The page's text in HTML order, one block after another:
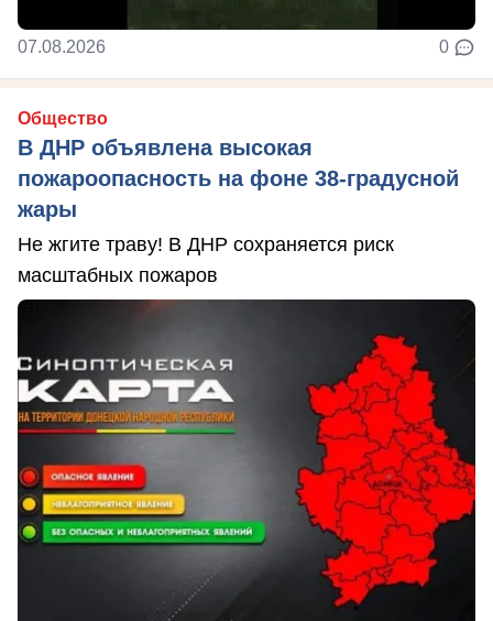
07.08.2026 0
Общество
В ДНР объявлена высокая
пожароопасность на фоне 38-градусной
жары
Не жгите траву! В ДНР сохраняется риск
масштабных пожаров